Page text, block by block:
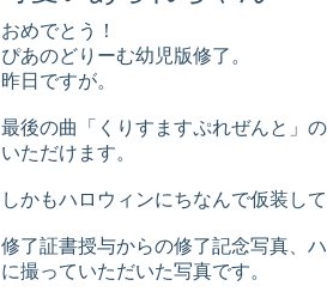
おめでとう！
ぴあのどりーむ幼児版修了。
昨日ですが。
最後の曲「くりすますぷれぜんと」
いただけます。
しかもハロウィンにちなんで仮装し
修了証書授与からの修了記念写真、
に撮っていただいた写真です。